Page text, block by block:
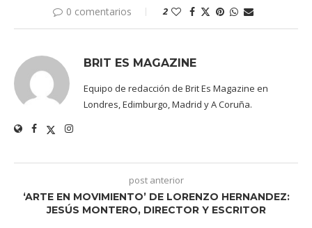
0 comentarios 2
BRIT ES MAGAZINE
Equipo de redacción de Brit Es Magazine en
Londres, Edimburgo, Madrid y A Coruña.
post anterior
‘ARTE EN MOVIMIENTO’ DE LORENZO HERNANDEZ:
JESÚS MONTERO, DIRECTOR Y ESCRITOR